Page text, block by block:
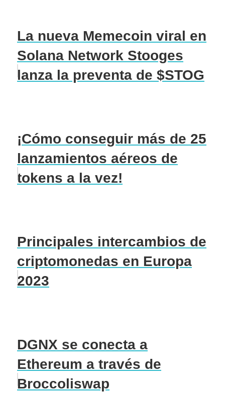
La nueva Memecoin viral en
Solana Network Stooges
lanza la preventa de $STOG
¡Cómo conseguir más de 25
lanzamientos aéreos de
tokens a la vez!
Principales intercambios de
criptomonedas en Europa
2023
DGNX se conecta a
Ethereum a través de
Broccoliswap